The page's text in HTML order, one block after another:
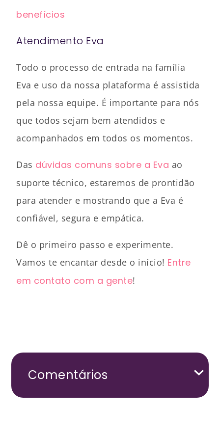
benefícios
Atendimento Eva
Todo o processo de entrada na família
Eva e uso da nossa plataforma é assistida
pela nossa equipe. É importante para nós
que todos sejam bem atendidos e
acompanhados em todos os momentos.
Das dúvidas comuns sobre a Eva ao
suporte técnico, estaremos de prontidão
para atender e mostrando que a Eva é
confiável, segura e empática.
Dê o primeiro passo e experimente.
Vamos te encantar desde o início! Entre
em contato com a gente!
Comentários